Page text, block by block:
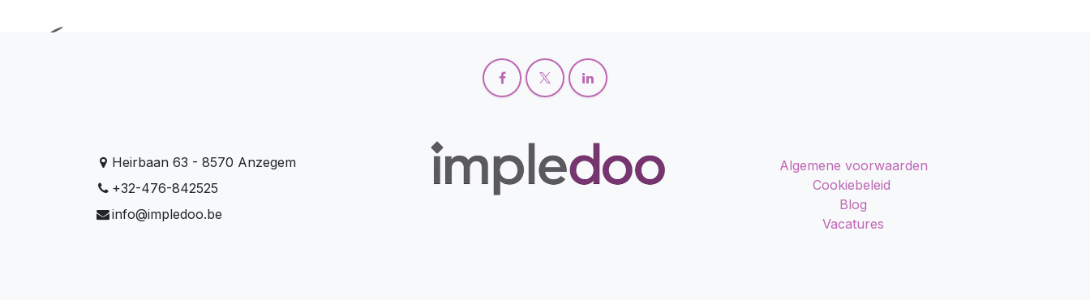
Heirbaan 63 - 8570 Anzegem
+32-476-842525
info@impledoo.be
Algemene voorwaarden
Cookiebeleid
Blog
Vacatures